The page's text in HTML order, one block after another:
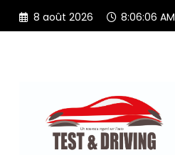
Aller
8 août 2026 8:06:07 AM